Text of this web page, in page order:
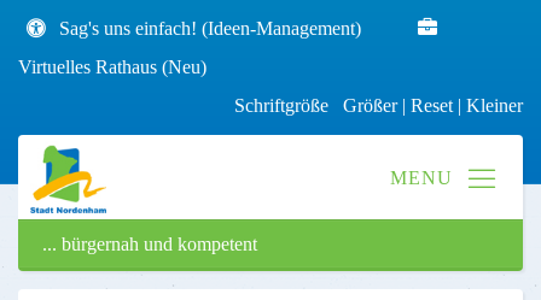
Sag's uns einfach! (Ideen-Management)
Virtuelles Rathaus (Neu)
Schriftgröße Größer| Reset | Kleiner
... bürgernah und kompetent